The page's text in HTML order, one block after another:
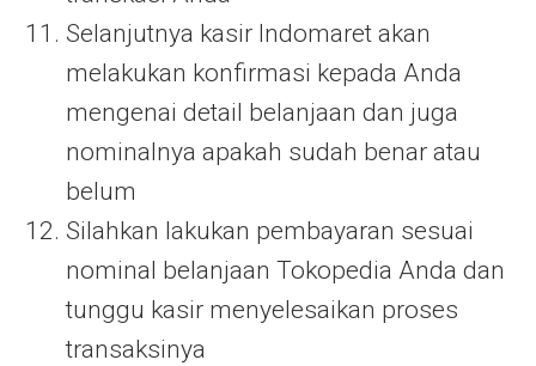
Selanjutnya kasir Indomaret akan
melakukan konfirmasi kepada Anda
mengenai detail belanjaan dan juga
nominalnya apakah sudah benar atau
belum
Silahkan lakukan pembayaran sesuai
nominal belanjaan Tokopedia Anda dan
tunggu kasir menyelesaikan proses
transaksinya